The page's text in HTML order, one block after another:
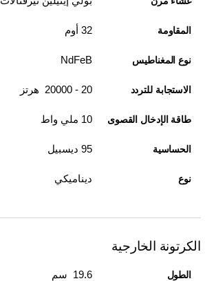
المقاومة 32 أوم
نوع المغناطيس NdFeB
الاستجابة للتردد 20 - 20000 هرتز
طاقة الإدخال القصوى 10 ملي واط
الحساسية 95 ديسبيل
نوع ديناميكي
الكرتونة الخارجية
الطول 19.6 سم